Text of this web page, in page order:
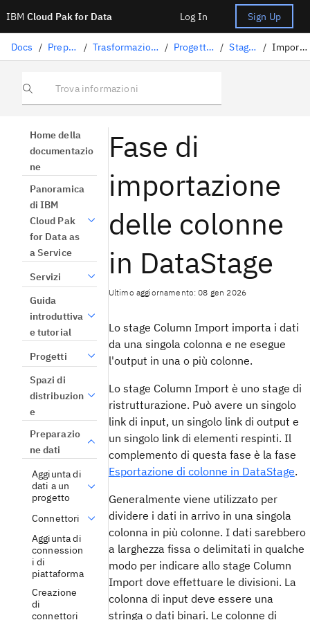
IBM Cloud Pak for Data Log In Sign Up
Docs / Preparazione dati / Trasformazione dei dati con DataStage / Progettazione dei flussi / Stage DataStage / Importazione colonna
Trova informazioni
Home della
documentazio
ne
Panoramica
di IBM
Cloud Pak
for Data as
a Service
Servizi
Guida
introduttiva
e tutorial
Progetti
Spazi di
distribuzion
e
Preparazio
ne dati
Aggiunta di
dati a un
progetto
Connettori
Aggiunta di
connession
i di
piattaforma
Creazione
di
connettori
Fase di
importazione
delle colonne
in DataStage
Ultimo aggiornamento: 08 gen 2026
Lo stage Column Import importa i dati
da una singola colonna e ne esegue
l'output in una o più colonne.
Lo stage Column Import è uno stage di
ristrutturazione. Può avere un singolo
link di input, un singolo link di output e
un singolo link di elementi respinti. Il
complemento di questa fase è la fase
Esportazione di colonne in DataStage.
Generalmente viene utilizzato per
dividere i dati in arrivo in una singola
colonna in più colonne. I dati sarebbero
a larghezza fissa o delimitati in qualche
modo per indicare allo stage Column
Import dove effettuare le divisioni. La
colonna di input deve essere una
stringa o dati binari. Le colonne di